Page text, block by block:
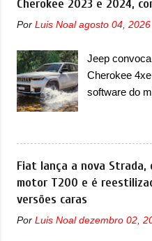
Nesse ano
anos
zero,
Era o
que chegava
invasão de
franceses,
nosso
Cherokee 2023 e 2024,
Por Luis Noal agosto 04, 2026
Jeep
Cherokee
software do
Jeep
um chamado
Grand
Limited, com
Fiat lança a nova Strada,
motor T200 e é
versões caras
Por Luis Noal dezembro 02,